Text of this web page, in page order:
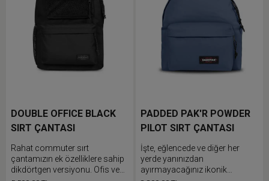
DOUBLE OFFICE BLACK
SIRT ÇANTASI
Rahat commuter sırt
çantamızın ek özelliklere sahip
dikdörtgen versiyonu. Ofis veya
PADDED PAK'R POWDER
PILOT SIRT ÇANTASI
İşte, eğlencede ve diğer her
yerde yanınızdan
ayırmayacağınız ikonik